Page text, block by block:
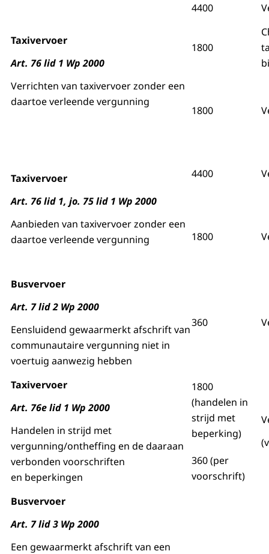
Taxivervoer
Art. 76 lid 1 Wp 2000
Verrichten van taxivervoer zonder een
daartoe verleende vergunning
4400
1800
1800
Taxivervoer
Art. 76 lid 1, jo. 75 lid 1 Wp 2000
Aanbieden van taxivervoer zonder een
daartoe verleende vergunning
4400
1800
Busvervoer
Art. 7 lid 2 Wp 2000
Eensluidend gewaarmerkt afschrift van
communautaire vergunning niet in
voertuig aanwezig hebben
360
Taxivervoer
Art. 76e lid 1 Wp 2000
Handelen in strijd met
vergunning/ontheffing en de daaraan
verbonden voorschriften
en beperkingen
1800
(handelen in
strijd met
beperking)
360 (per
voorschrift)
Busvervoer
Art. 7 lid 3 Wp 2000
Een gewaarmerkt afschrift van een